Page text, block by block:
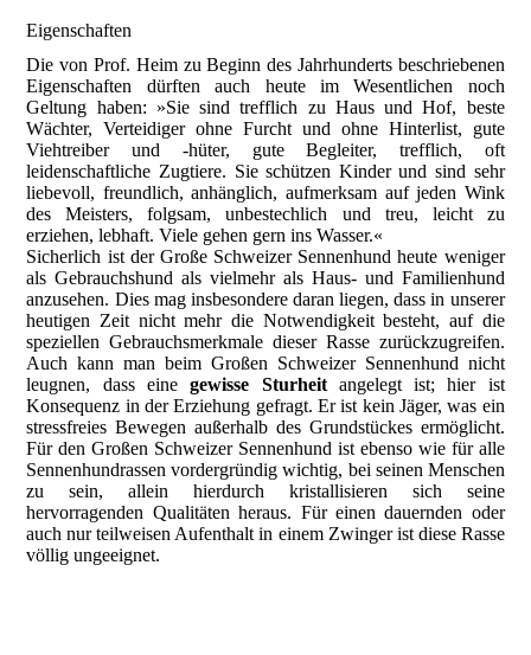
Eigenschaften
Die von Prof. Heim zu Beginn des Jahrhunderts beschriebenen
Eigenschaften dürften auch heute im Wesentlichen noch
Geltung haben: »Sie sind trefflich zu Haus und Hof, beste
Wächter, Verteidiger ohne Furcht und ohne Hinterlist, gute
Viehtreiber und -hüter, gute Begleiter, trefflich, oft
leidenschaftliche Zugtiere. Sie schützen Kinder und sind sehr
liebevoll, freundlich, anhänglich, aufmerksam auf jeden Wink
des Meisters, folgsam, unbestechlich und treu, leicht zu
erziehen, lebhaft. Viele gehen gern ins Wasser.«
Sicherlich ist der Große Schweizer Sennenhund heute weniger
als Gebrauchshund als vielmehr als Haus- und Familienhund
anzusehen. Dies mag insbesondere daran liegen, dass in unserer
heutigen Zeit nicht mehr die Notwendigkeit besteht, auf die
speziellen Gebrauchsmerkmale dieser Rasse zurückzugreifen.
Auch kann man beim Großen Schweizer Sennenhund nicht
leugnen, dass einegewisse Sturheitangelegt ist; hier ist
Konsequenz in der Erziehung gefragt. Er ist kein Jäger, was ein
stressfreies Bewegen außerhalb des Grundstückes ermöglicht.
Für den Großen Schweizer Sennenhund ist ebenso wie für alle
Sennenhundrassen vordergründig wichtig, bei seinen Menschen
zu sein, allein hierdurch kristallisieren sich seine
hervorragenden Qualitäten heraus. Für einen dauernden oder
auch nur teilweisen Aufenthalt in einem Zwinger ist diese Rasse
völlig ungeeignet.